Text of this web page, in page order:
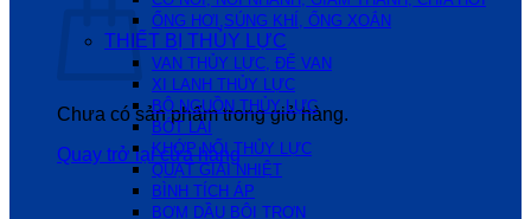
Chưa có sản phẩm trong giỏ hàng.
Quay trở lại cửa hàng
ỐNG HƠI,SÚNG KHÍ, ỐNG XOẮN
THIẾT BỊ THỦY LỰC
VAN THỦY LỰC, ĐẾ VAN
XI LANH THỦY LỰC
BỘ NGUỒN THỦY LỰC
BÓT LÁI
KHỚP NỐI THỦY LỰC
QUẠT GIẢI NHIỆT
BÌNH TÍCH ÁP
BƠM DẦU BÔI TRƠN